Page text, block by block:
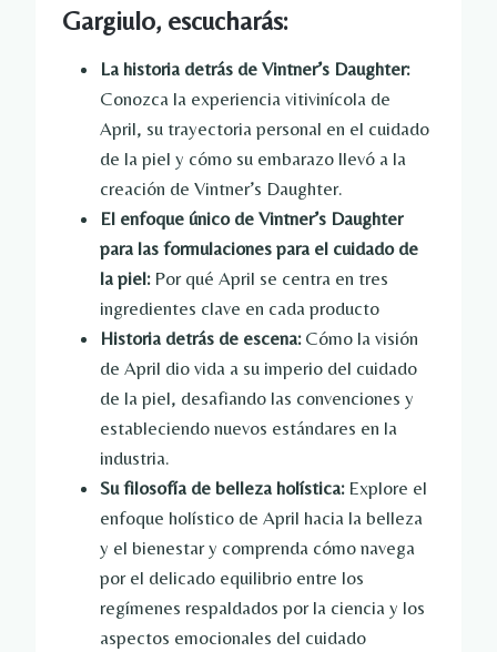
Gargiulo, escucharás:
La historia detrás de Vintner’s Daughter:
Conozca la experiencia vitivinícola de
April, su trayectoria personal en el cuidado
de la piel y cómo su embarazo llevó a la
creación de Vintner’s Daughter.
El enfoque único de Vintner’s Daughter
para las formulaciones para el cuidado de
la piel:Por qué April se centra en tres
ingredientes clave en cada producto
Historia detrás de escena:Cómo la visión
de April dio vida a su imperio del cuidado
de la piel, desafiando las convenciones y
estableciendo nuevos estándares en la
industria.
Su filosofía de belleza holística: Explore el
enfoque holístico de April hacia la belleza
y el bienestar y comprenda cómo navega
por el delicado equilibrio entre los
regímenes respaldados por la ciencia y los
aspectos emocionales del cuidado